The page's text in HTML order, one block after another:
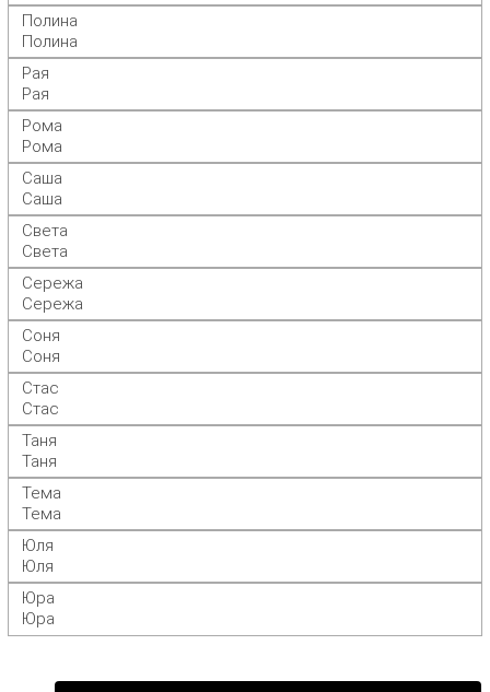
Полина
Полина
Рая
Рая
Рома
Рома
Саша
Саша
Света
Света
Сережа
Сережа
Соня
Соня
Стас
Стас
Таня
Таня
Тема
Тема
Юля
Юля
Юра
Юра